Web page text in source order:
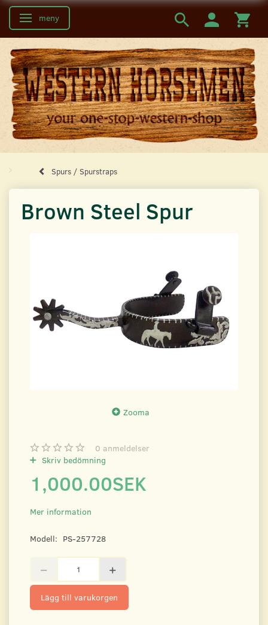
Ändra navigering
meny
Spurs / Spurstraps
Brown Steel Spur
Zooma
0 anmeldelser
Skriv bedömning
1,000.00SEK
Mer information
Modell: PS-257728
Lägg till varukorgen